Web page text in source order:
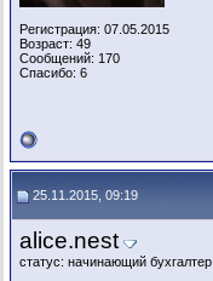
Регистрация: 07.05.2015
Возраст: 49
Сообщений: 170
Спасибо: 6
25.11.2015, 09:19
alice.nest
статус: начинающий бухгалтер